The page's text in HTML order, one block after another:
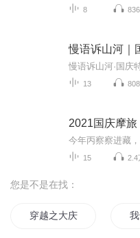
8
慢语诉山河｜
13 808
2021国庆摩
15 2.4
您是不是在找：
穿越之大庆帝国